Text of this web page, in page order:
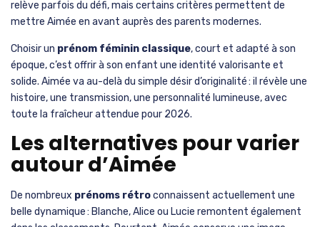
relève parfois du défi, mais certains critères permettent de
mettre Aimée en avant auprès des parents modernes.
Choisir un prénom féminin classique, court et adapté à son
époque, c’est offrir à son enfant une identité valorisante et
solide. Aimée va au-delà du simple désir d’originalité : il révèle une
histoire, une transmission, une personnalité lumineuse, avec
toute la fraîcheur attendue pour 2026.
Les alternatives pour varier
autour d’Aimée
De nombreux prénoms rétroconnaissent actuellement une
belle dynamique : Blanche, Alice ou Lucie remontent également